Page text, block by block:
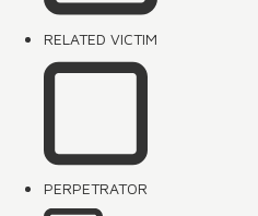
RELATED VICTIM
PERPETRATOR